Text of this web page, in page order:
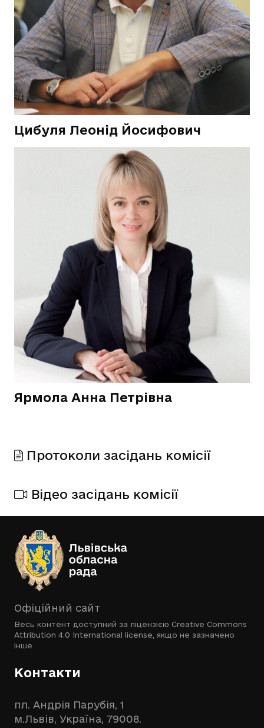
Цибуля Леонід Йосифович
Ярмола Анна Петрівна
Протоколи засідань комісії
Відео засідань комісії
Офіційний сайт
Весь контент доступний за ліцензією Creative Commons
Attribution 4.0 International license , якщо не зазначено
інше
Контакти
пл. Андрія Парубія, 1
м.Львів, Україна, 79008.